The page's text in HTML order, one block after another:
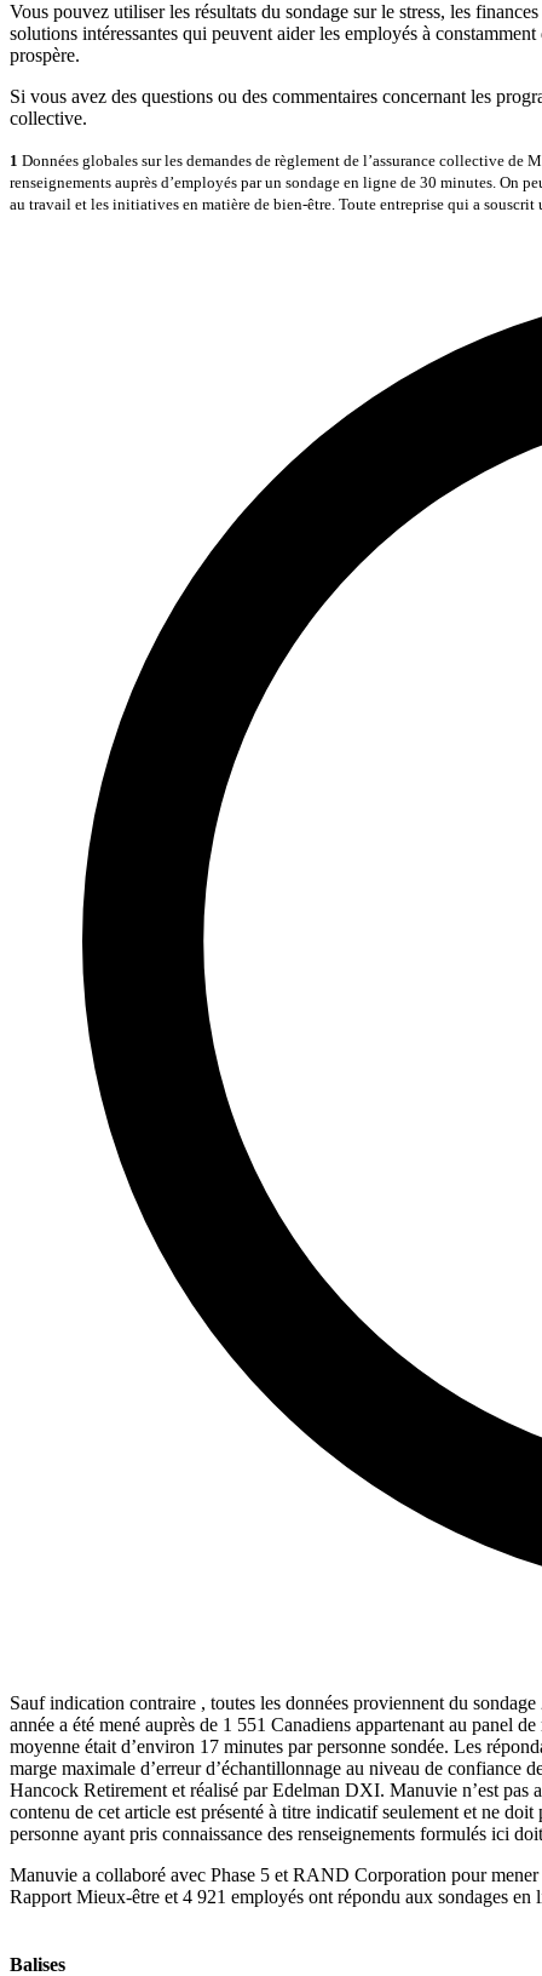
Vous pouvez utiliser les résultats du sondage sur le stress, les
solutions intéressantes qui peuvent aider les employés à
prospère.
Si vous avez des questions ou des commentaires concernant les
collective.
1 Données globales sur les demandes de règlement de l’assurance collective de
renseignements auprès d’employés par un sondage en ligne de 30 minutes.
au travail et les initiatives en matière de bien-être. Toute entreprise qui a
Sauf indication contraire , toutes les données proviennent du
année a été mené auprès de 1 551 Canadiens appartenant au panel
moyenne était d’environ 17 minutes par personne sondée. Les
marge maximale d’erreur d’échantillonnage au niveau de confiance
Hancock Retirement et réalisé par Edelman DXI. Manuvie n’est pas
contenu de cet article est présenté à titre indicatif seulement et ne
personne ayant pris connaissance des renseignements formulés ici
Manuvie a collaboré avec Phase 5 et RAND Corporation pour
Rapport Mieux-être et 4 921 employés ont répondu aux sondages
Balises